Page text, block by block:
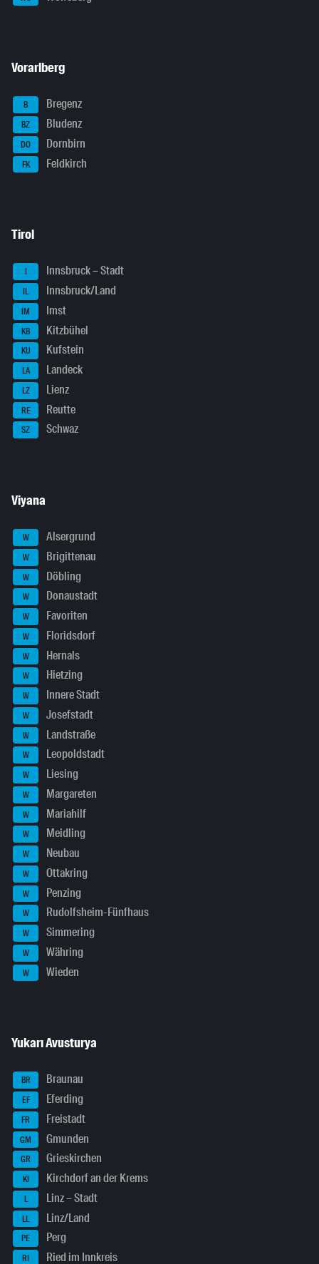
Vorarlberg
B Bregenz
BZ Bludenz
DO Dornbirn
FK Feldkirch
Tirol
I Innsbruck – Stadt
IL Innsbruck/Land
IM Imst
KB Kitzbühel
KU Kufstein
LA Landeck
LZ Lienz
RE Reutte
SZ Schwaz
Viyana
W Alsergrund
W Brigittenau
W Döbling
W Donaustadt
W Favoriten
W Floridsdorf
W Hernals
W Hietzing
W Innere Stadt
W Josefstadt
W Landstraße
W Leopoldstadt
W Liesing
W Margareten
W Mariahilf
W Meidling
W Neubau
W Ottakring
W Penzing
W Rudolfsheim-Fünfhaus
W Simmering
W Währing
W Wieden
Yukarı Avusturya
BR Braunau
EF Eferding
FR Freistadt
GM Gmunden
GR Grieskirchen
KI Kirchdorf an der Krems
L Linz – Stadt
LL Linz/Land
PE Perg
RI Ried im Innkreis